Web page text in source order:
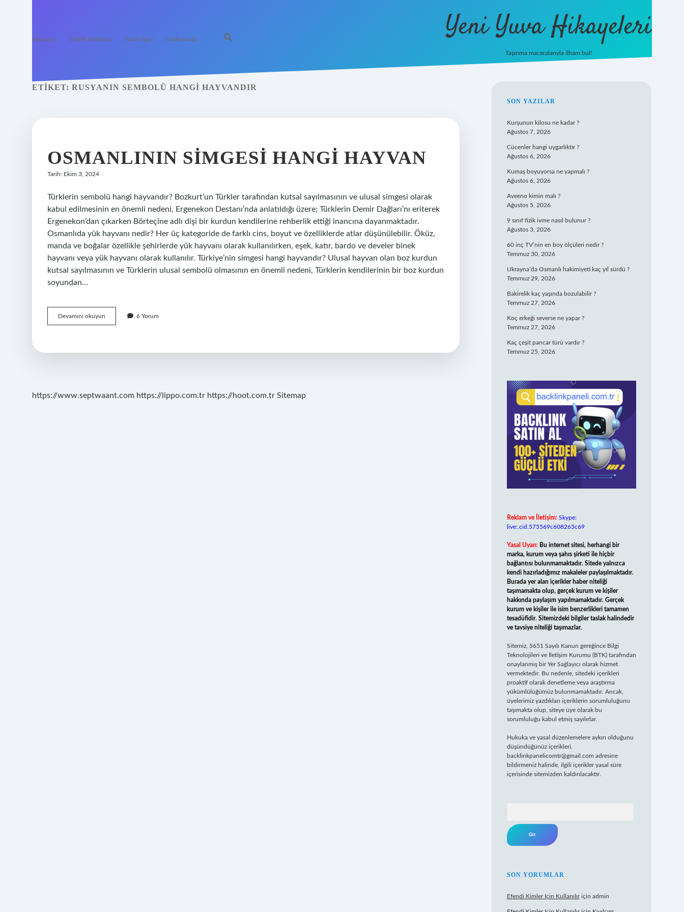
Anasayfa Gizlilik Politikası Yasal Uyarı Hakkımızda Yeni Yuva Hikayeleri
Taşınma maceralarıyla ilham bul!
ETIKET: RUSYANIN SEMBOLÜ HANGI HAYVANDIR
OSMANLININ SIMGESI HANGI HAYVAN
Tarih: Ekim 3, 2024
Türklerin sembolü hangi hayvandır? Bozkurt’un Türkler tarafından kutsal sayılmasının ve ulusal simgesi olarak
kabul edilmesinin en önemli nedeni, Ergenekon Destanı’nda anlatıldığı üzere; Türklerin Demir Dağları’nı eriterek
Ergenekon’dan çıkarken Börteçine adlı dişi bir kurdun kendilerine rehberlik ettiği inancına dayanmaktadır.
Osmanlıda yük hayvanı nedir? Her üç kategoride de farklı cins, boyut ve özelliklerde atlar düşünülebilir. Öküz,
manda ve boğalar özellikle şehirlerde yük hayvanı olarak kullanılırken, eşek, katır, bardo ve develer binek
hayvanı veya yük hayvanı olarak kullanılır. Türkiye’nin simgesi hangi hayvandır? Ulusal hayvan olan boz kurdun
kutsal sayılmasının ve Türklerin ulusal sembolü olmasının en önemli nedeni, Türklerin kendilerinin bir boz kurdun
soyundan…
Devamını okuyun Osmanlının
Simgesi
6 Yorum
https://www.septwaant.com https://lippo.com.tr https://hoot.com.tr Sitemap
SIDEBAR
SON YAZILAR
Kurşunun kilosu ne kadar ?
Ağustos 7, 2026
Cücenler hangi uygarlıktır ?
Ağustos 6, 2026
Kumaş boyuyorsa ne yapmalı ?
Ağustos 6, 2026
Aveeno kimin malı ?
Ağustos 5, 2026
9 sınıf fizik ivme nasıl bulunur ?
Ağustos 3, 2026
60 inç TV’nin en boy ölçüleri nedir ?
Temmuz 30, 2026
Ukrayna’da Osmanlı hakimiyeti kaç yıl sürdü ?
Temmuz 29, 2026
Bakirelik kaç yaşında bozulabilir ?
Temmuz 27, 2026
Koç erkeği severse ne yapar ?
Temmuz 27, 2026
Kaç çeşit pancar türü vardır ?
Temmuz 25, 2026
Reklam ve İletişim: Skype:
live:.cid.575569c608265c69
Yasal Uyarı: Bu internet sitesi, herhangi bir
marka, kurum veya şahıs şirketi ile hiçbir
bağlantısı bulunmamaktadır. Sitede yalnızca
kendi hazırladığımız makaleler paylaşılmaktadır.
Burada yer alan içerikler haber niteliği
taşımamakta olup, gerçek kurum ve kişiler
hakkında paylaşım yapılmamaktadır. Gerçek
kurum ve kişiler ile isim benzerlikleri tamamen
tesadüfidir. Sitemizdeki bilgiler taslak halindedir
ve tavsiye niteliği taşımazlar.
Sitemiz, 5651 Sayılı Kanun gereğince Bilgi
Teknolojileri ve İletişim Kurumu (BTK) tarafından
onaylanmış bir Yer Sağlayıcı olarak hizmet
vermektedir. Bu nedenle, sitedeki içerikleri
proaktif olarak denetleme veya araştırma
yükümlülüğümüz bulunmamaktadır. Ancak,
üyelerimiz yazdıkları içeriklerin sorumluluğunu
taşımakta olup, siteye üye olarak bu
sorumluluğu kabul etmiş sayılırlar.
Hukuka ve yasal düzenlemelere aykırı olduğunu
düşündüğünüz içerikleri,
backlinkpanelicomtr@gmail.com adresine
bildirmeniz halinde, ilgili içerikler yasal süre
içerisinde sitemizden kaldırılacaktır.
SON YORUMLAR
Efendi Kimler Için Kullanılıriçin admin